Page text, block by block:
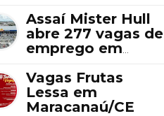
Assaí Mister Hull
abre 277 vagas de
emprego em
Vagas Frutas
Lessa em
Maracanaú/CE